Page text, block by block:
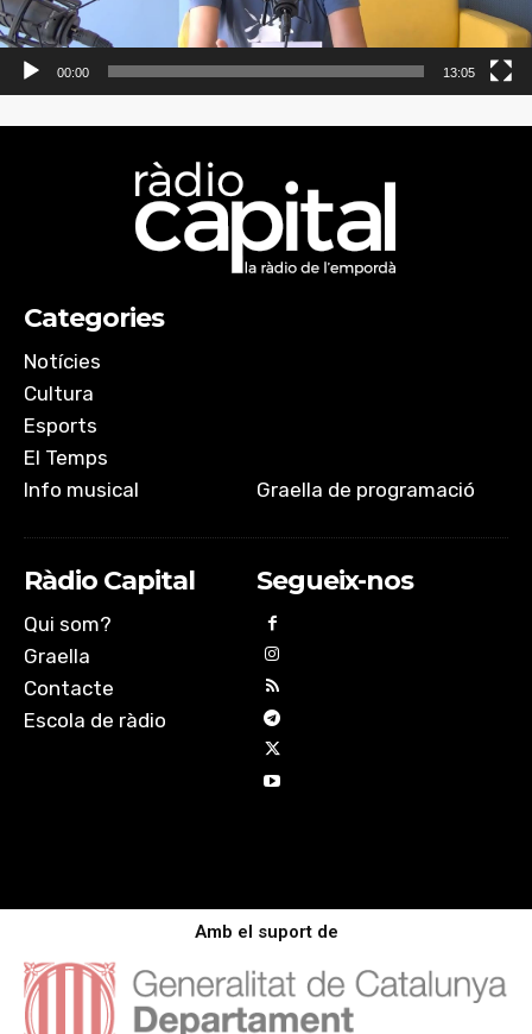
00:00 13:05
Categories
Notícies
Cultura
Esports
El Temps
Info musical
Graella de programació
Ràdio Capital
Qui som?
Graella
Contacte
Escola de ràdio
Segueix-nos
Amb el suport de